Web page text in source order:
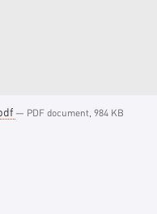
— PDF document, 984 KB